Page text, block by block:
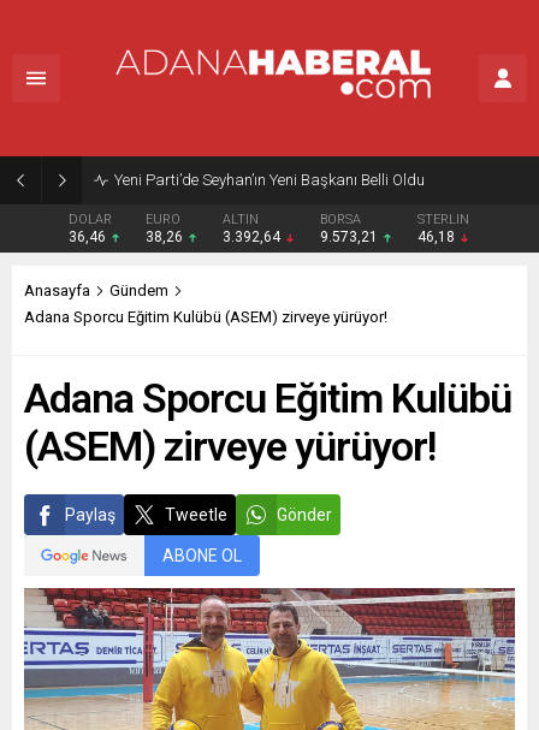
Yeni Parti’de Seyhan’ın Yeni Başkanı Belli Oldu
DOLAR
36,46
EURO
38,26
ALTIN
3.392,64
BORSA
9.573,21
STERLIN
46,18
Anasayfa
Gündem
Adana Sporcu Eğitim Kulübü (ASEM) zirveye yürüyor!
Adana Sporcu Eğitim Kulübü
(ASEM) zirveye yürüyor!
Paylaş Tweetle Gönder
ABONE OL